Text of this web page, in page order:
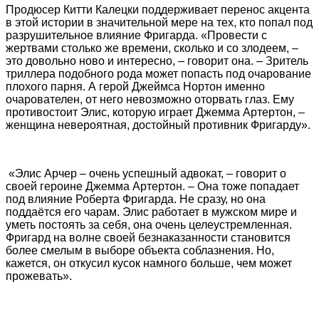
Продюсер Китти Калецки поддерживает перенос акцента
в этой истории в значительной мере на тех, кто попал под
разрушительное влияние Фригарда. «Провести с
жертвами столько же времени, сколько и со злодеем, –
это довольно ново и интересно, – говорит она. – Зритель
триллера подобного рода может попасть под очарование
плохого парня. А герой Джеймса Нортон именно
очарователен, от него невозможно оторвать глаз. Ему
противостоит Элис, которую играет Джемма Артертон, –
женщина невероятная, достойный противник Фригарду».
«Элис Арчер – очень успешный адвокат, – говорит о
своей героине Джемма Артертон. – Она тоже попадает
под влияние Роберта Фригарда. Не сразу, но она
поддаётся его чарам. Элис работает в мужском мире и
уметь постоять за себя, она очень целеустремленная.
Фригард на волне своей безнаказанности становится
более смелым в выборе объекта соблазнения. Но,
кажется, он откусил кусок намного больше, чем может
прожевать».